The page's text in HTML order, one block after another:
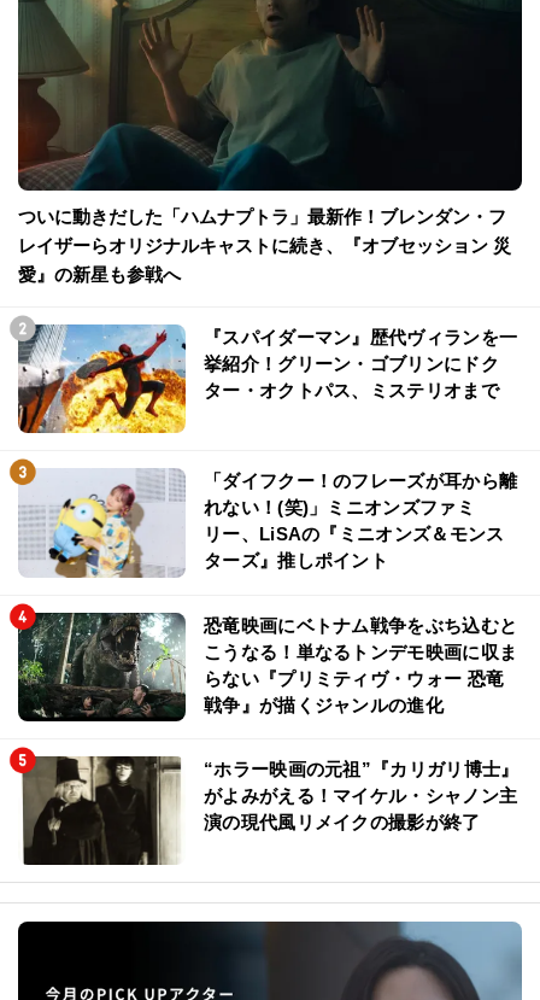
ついに動きだした「ハムナプトラ」最新作！ブレンダン・フ
レイザーらオリジナルキャストに続き、『オブセッション 災
愛』の新星も参戦へ
『スパイダーマン』歴代ヴィランを一
挙紹介！グリーン・ゴブリンにドク
ター・オクトパス、ミステリオまで
「ダイフクー！のフレーズが耳から離
れない！(笑)」ミニオンズファミ
リー、LiSAの『ミニオンズ＆モンス
ターズ』推しポイント
恐竜映画にベトナム戦争をぶち込むと
こうなる！単なるトンデモ映画に収ま
らない『プリミティヴ・ウォー 恐竜
戦争』が描くジャンルの進化
“ホラー映画の元祖”『カリガリ博士』
がよみがえる！マイケル・シャノン主
演の現代風リメイクの撮影が終了